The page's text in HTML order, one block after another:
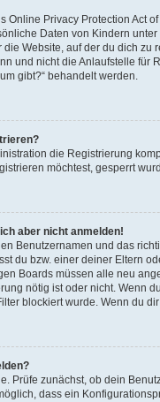
Online Privacy Protection Act
Daten von Kindern
Website, auf der du dich
und nicht die Anlaufstelle für
gibt?“ behandelt werden.
die Registrierung
möchtest, gesperrt
aber nicht anmelden!
Benutzernamen und das
du bzw. einer deiner Eltern
Boards müssen alle neu
nötig ist oder nicht. Wenn
blockiert wurde. Wenn du
Prüfe zunächst, ob dein
dass ein